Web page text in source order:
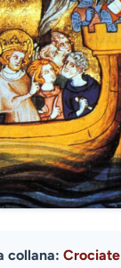
collana: Crociate